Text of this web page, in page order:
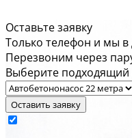
Оставьте заявку
Только телефон и мы в
Перезвоним через
Выберите подходящий
Оставить заявку